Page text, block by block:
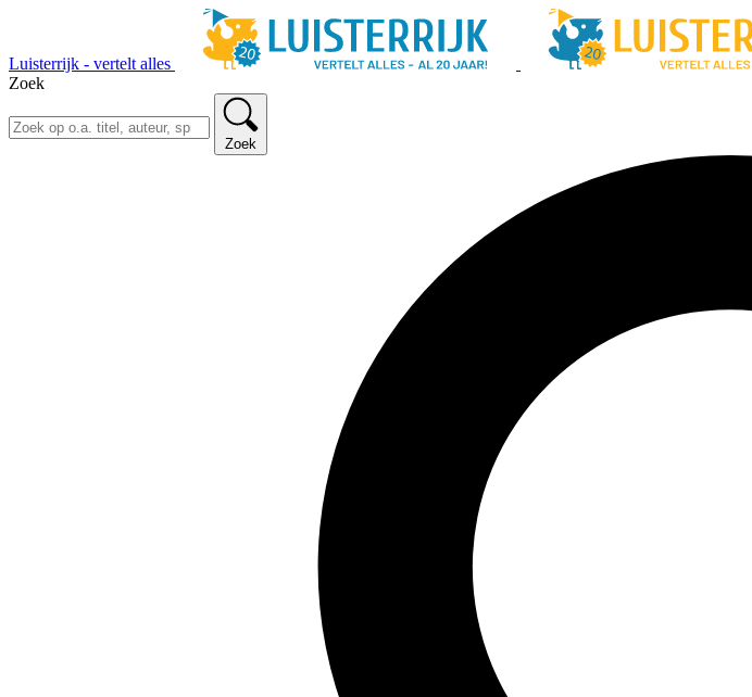
Luisterrijk - vertelt alles
Zoek
Zoek